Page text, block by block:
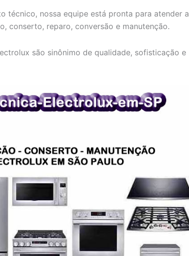
técnico, nossa equipe está pronta para atender a
conserto, reparo, conversão e manutenção.
são sinônimo de qualidade, sofisticação e